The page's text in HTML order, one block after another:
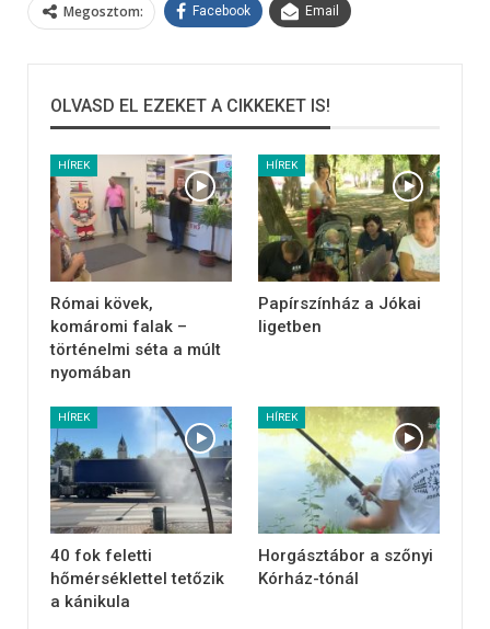
Megosztom: Facebook Email
OLVASD EL EZEKET A CIKKEKET IS!
HÍREK
Római kövek,
komáromi falak –
történelmi séta a múlt
nyomában
HÍREK
Papírszínház a Jókai
ligetben
HÍREK
40 fok feletti
hőmérséklettel tetőzik
a kánikula
HÍREK
Horgásztábor a szőnyi
Kórház-tónál